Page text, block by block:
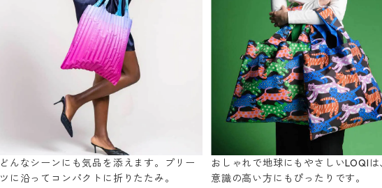
どんなシーンにも気品を添えます。プリー
ツに沿ってコンパクトに折りたたみ。
おしゃれで地球にもやさしいLOQIは
意識の高い方にもぴったりです。